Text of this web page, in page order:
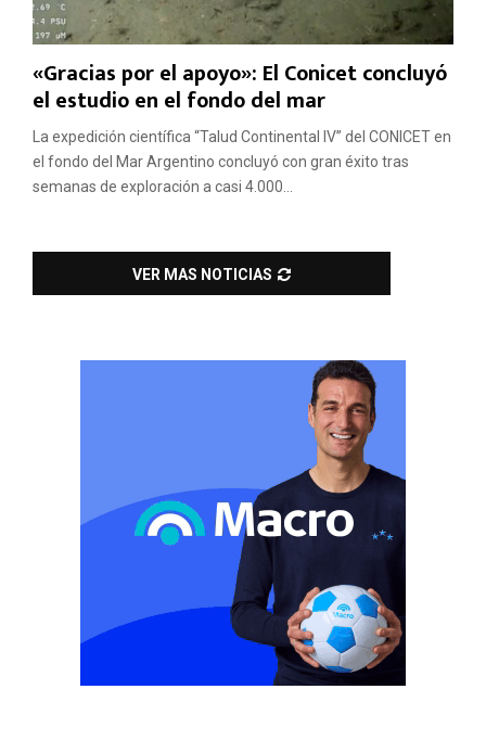
«Gracias por el apoyo»: El Conicet concluyó
el estudio en el fondo del mar
La expedición científica “Talud Continental IV” del CONICET en
el fondo del Mar Argentino concluyó con gran éxito tras
semanas de exploración a casi 4.000...
VER MAS NOTICIAS